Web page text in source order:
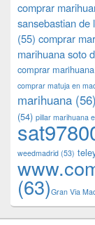
comprar
sansebastian de
(55) comprar
marihuana soto
comprar
comprar matuja en
marihuana (56)
(54) pillar marihuana
weedmadrid (53)
(63)​​Gran Via